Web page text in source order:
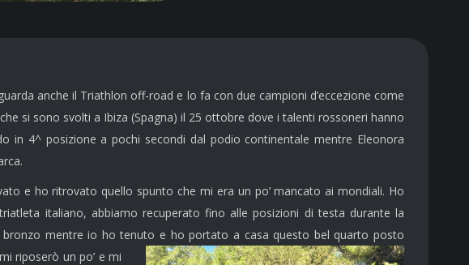
anche il Triathlon off-road e lo fa con due campioni d’eccezione come
si sono svolti a Ibiza (Spagna) il 25 ottobre dove i talenti rossoneri hanno
in 4^ posizione a pochi secondi dal podio continentale mentre Eleonora
e ho ritrovato quello spunto che mi era un po’ mancato ai mondiali. Ho
italiano, abbiamo recuperato fino alle posizioni di testa durante la
mentre io ho tenuto e ho portato a casa questo bel quarto posto
riposerò un po’ e mi